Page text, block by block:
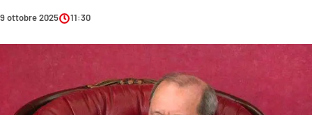
SOCIETÀ
9 ottobre 2025 11:30